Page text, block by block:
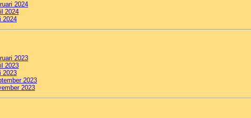
2024
2024
2024
2023
2023
2023
2023
2023